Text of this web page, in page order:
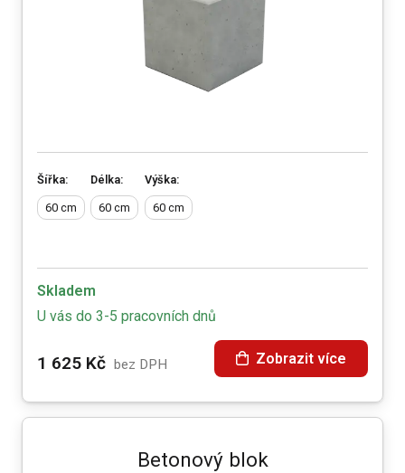
Šířka:
60 cm
Délka:
60 cm
Výška:
60 cm
Skladem
U vás do 3-5 pracovních dnů
1 625 Kč bez DPH Zobrazit více
Betonový blok